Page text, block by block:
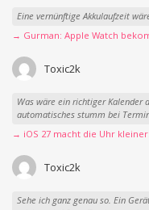
Eine vernünftige Akkulaufzeit
→ Gurman: Apple Watch
Toxic2k
Was wäre ein richtiger Kalender
automatisches stumm bei
→ iOS 27 macht die Uhr
Toxic2k
Sehe ich ganz genau so. Ein